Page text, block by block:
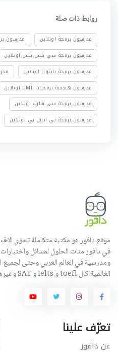
روابط ذات صلة
مدرسون برمجة اونلاين
مدرسون
مدرسون برمجة سي بلس بلس اونلاين
مدرسون برمجة بايثون اونلاين
مدرسون هندسة برمجيات UML اونلاين
مدرسون برمجة سي شارب اونلاين
مدرسون برمجة بي اتش بي اونلاين
موقع دافور هو مكتبة متكاملة تحوي
في دافور مئات الحلول لمسائل
ومدرسية في العالم العربي وحتى لجميع
العالمية كال toefl و Ielts و SAT وغيرها الكثير.
تعرّف علينا
عن دافور